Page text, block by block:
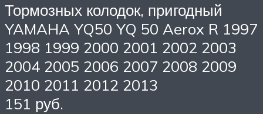
Тормозных колодок, пригодный
YAMAHA YQ50 YQ 50 Aerox R 1997
1998 1999 2000 2001 2002 2003
2004 2005 2006 2007 2008 2009
2010 2011 2012 2013
151 руб.